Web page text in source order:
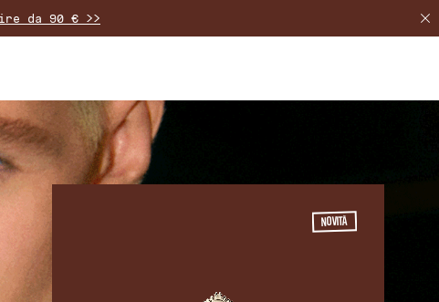
da 90 € >>
NOVITÀ